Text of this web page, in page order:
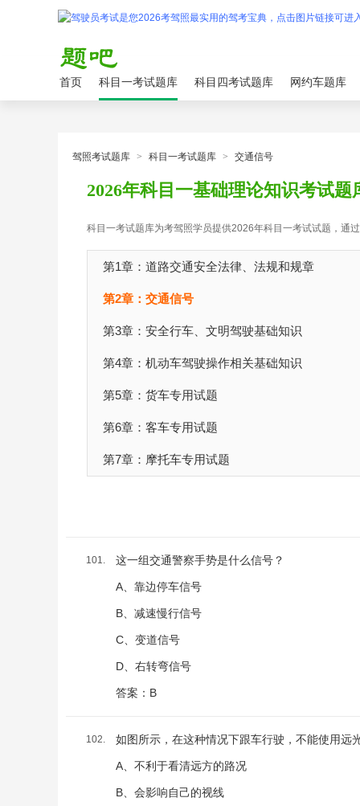
首页 科目一考试题库 科目四考试题库 网约车题库
驾照考试题库 > 科目一考试题库 > 交通信号
2026年科目一基础理论知识考试题
科目一考试题库为考驾照学员提供2026年科目一考试试题，通
第1章：道路交通安全法律、法规和规章
第2章：交通信号
第3章：安全行车、文明驾驶基础知识
第4章：机动车驾驶操作相关基础知识
第5章：货车专用试题
第6章：客车专用试题
第7章：摩托车专用试题
101. 这一组交通警察手势是什么信号？
A、靠边停车信号
B、减速慢行信号
C、变道信号
D、右转弯信号
答案：B
102. 如图所示，在这种情况下跟车行驶，不能使用远
A、不利于看清远方的路况
B、会影响自己的视线